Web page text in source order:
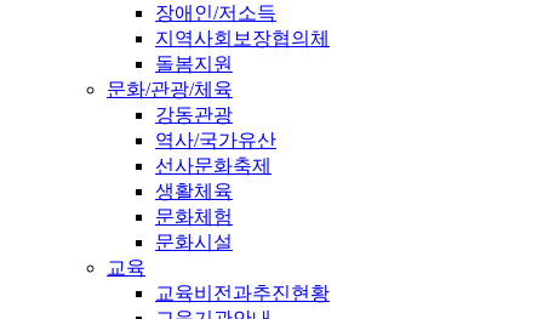
장애인/저소득
지역사회보장협의체
돌봄지원
문화/관광/체육
강동관광
역사/국가유산
선사문화축제
생활체육
문화체험
문화시설
교육
교육비전과추진현황